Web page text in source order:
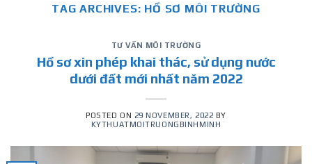
TAG ARCHIVES: HỒ SƠ MÔI TRƯỜNG
TƯ VẤN MÔI TRƯỜNG
Hồ sơ xin phép khai thác, sử dụng nước
dưới đất mới nhất năm 2022
POSTED ON 29 NOVEMBER, 2022 BY
KYTHUATMOITRUONGBINHMINH